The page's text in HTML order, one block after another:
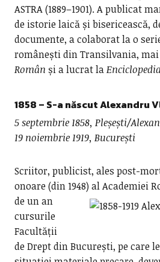
ASTRA (1889–1901). A publicat
de istorie laică și bisericească,
documente, a colaborat la o
românești din Transilvania,
Român și a lucrat la
1858 – S-a născutAlexandru
5 septembrie 1858, Pleșești/
19 noiembrie 1919, București
Scriitor, publicist, ales post-
onoare (din 1948) al Academiei
de un an
cursurile
Facultății
de Drept din București, pe care